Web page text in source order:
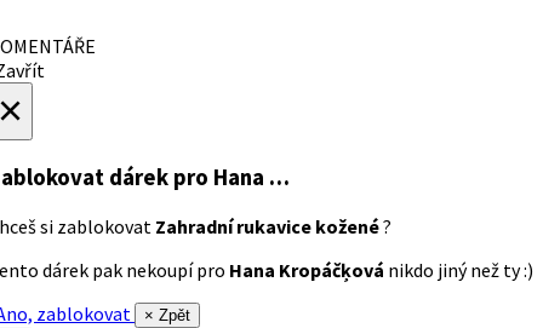
dárek pro Hana …
si zablokovat Zahradní rukavice kožené?
dárek pak nekoupí pro Hana Kropáčķová nikdo jiný než ty :)
zablokovat
× Zpět